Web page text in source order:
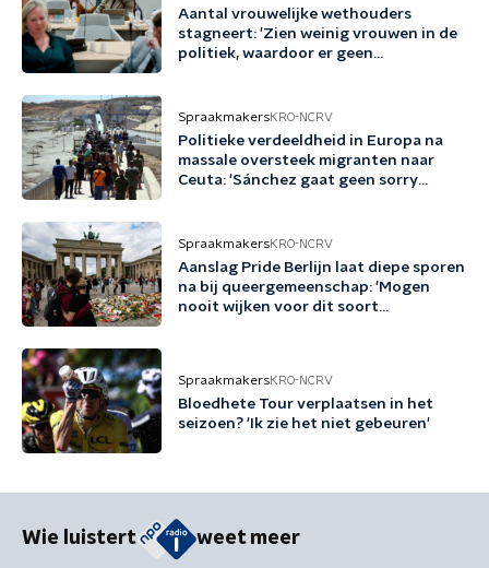
Aantal vrouwelijke wethouders
stagneert: 'Zien weinig vrouwen in de
politiek, waardoor er geen
SpraakmakersKRO-NCRV
Politieke verdeeldheid in Europa na
massale oversteek migranten naar
Ceuta: 'Sánchez gaat geen sorry
SpraakmakersKRO-NCRV
Aanslag Pride Berlijn laat diepe sporen
na bij queergemeenschap: 'Mogen
nooit wijken voor dit soort
SpraakmakersKRO-NCRV
Bloedhete Tour verplaatsen in het
seizoen? 'Ik zie het niet gebeuren'
Wie luistert weet meer